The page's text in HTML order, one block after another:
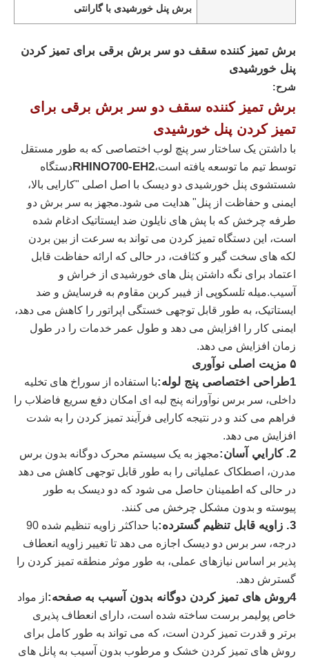
خانه
محصولات
فیلم های
دربارهی ما
کارخانه تور
کنترل کیفیت
تماس با ما
اخبار
همه موارد
درخواست نقل قول
برش پنل خورشیدی با گارانتی
برش تمیز کننده سقف دو سر برش برقی برای تمیز کردن
پنل خورشیدی
شرح:
برش تمیز کننده سقف دو سر برش برقی برای
تمیز کردن پنل خورشیدی
با داشتن یک ساختار سر پنچ لوب اختصاصی که به طور مستقل
توسط تیم ما توسعه یافته است،RHINO700-EH2دستگاه
شستشوی پنل خورشیدی دو دیسک با اصل اصلی "کارایی بالا،
ایمنی و حفاظت از پنل" هدایت می شود.مجهز به سر برش دو
طرفه چرخش که با پش های نایلون ضد ایستاتیک ادغام شده
است، این دستگاه تمیز کردن می تواند به سرعت از بین بردن
لکه های سخت گیر و کثافت، در حالی که ارائه حفاظت قابل
اعتماد برای نگه داشتن پنل های خورشیدی از خراش و
آسیب.میله تلسکوپی از فیبر کربن مقاوم به فرسایش و ضد
ایستاتیک، به طور قابل توجهی خستگی اپراتور را کاهش می دهد،
ایمنی کار را افزایش می دهد و طول عمر خدمات را در طول
زمان افزایش می دهد.
۵ مزیت اصلی نوآوری
1طراحی اختصاصی پنج لوله:
با استفاده از سوراخ های تخلیه
داخلی، سر برس نوآورانه پنج لبه ای امکان دفع سریع فاضلاب را
فراهم می کند و در نتیجه کارایی فرآیند تمیز کردن را به شدت
افزایش می دهد.
2. کارايي آسان:
مجهز به یک سیستم محرک دوگانه بدون برس
مدرن، اصطکاک عملیاتی را به طور قابل توجهی کاهش می دهد
در حالی که اطمینان حاصل می شود که دو دیسک به طور
پیوسته و بدون مشکل چرخش می کنند.
3. زاويه قابل تنظیم گسترده:
با حداکثر زاویه تنظیم شده 90
درجه، سر برس دو دیسک اجازه می دهد تا تغییر زاویه انعطاف
پذیر بر اساس نیازهای عملی، به طور موثر منطقه تمیز کردن را
گسترش دهد.
4روش های تمیز کردن دوگانه بدون آسیب به صفحه:
از مواد
خاص پولیمر برست ساخته شده است، دارای انعطاف پذیری
برتر و قدرت تمیز کردن است، که می تواند به طور کامل برای
روش های تمیز کردن خشک و مرطوب بدون آسیب به پانل های